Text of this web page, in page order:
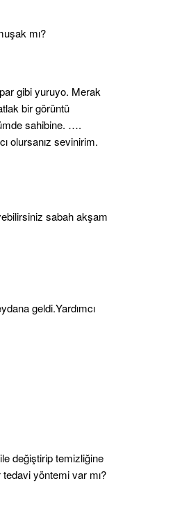
mı?
gibi yuruyo. Merak
bir görüntü
sahibine. ….
olursanız sevinirim.
sabah akşam
geldi.Yardımcı
değiştirip temizliğine
yöntemi var mı?